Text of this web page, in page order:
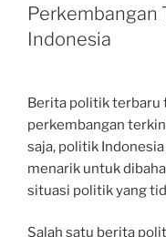
Perkembangan
Indonesia
Berita politik terbaru
perkembangan
saja, politik
menarik untuk
situasi politik yang
Salah satu berita